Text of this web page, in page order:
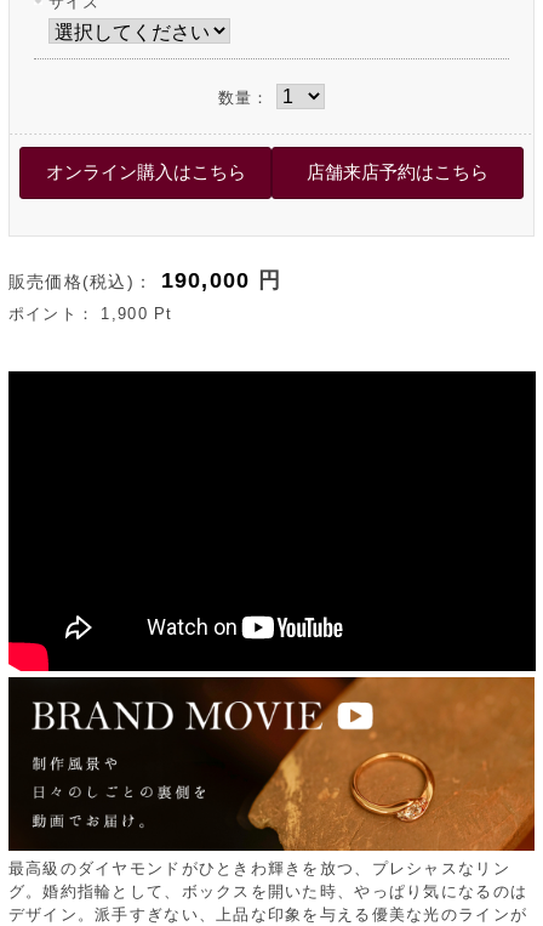
数量：
販売価格(税込)： 190,000 円
ポイント： 1,900 Pt
最高級のダイヤモンドがひときわ輝きを放つ、プレシャスなリン
グ。婚約指輪として、ボックスを開いた時、やっぱり気になるのは
デザイン。派手すぎない、上品な印象を与える優美な光のラインが